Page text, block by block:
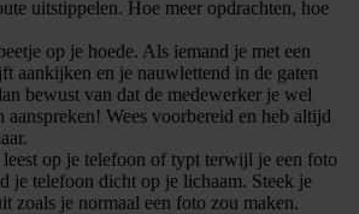
uitstippelen. Hoe meer opdrachten, hoe
op je hoede. Als iemand je met een
aankijken en je nauwlettend in de gaten
bewust van dat de medewerker je wel
aanspreken! Wees voorbereid en heb altijd
op je telefoon of typt terwijl je een foto
je telefoon dicht op je lichaam. Steek je
zoals je normaal een foto zou maken.